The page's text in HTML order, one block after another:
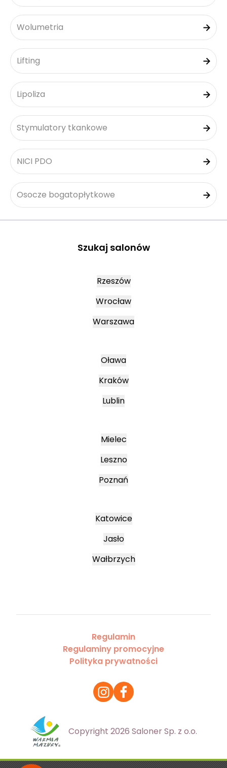
Wolumetria
Lifting
Lipoliza
Stymulatory tkankowe
NICI PDO
Osocze bogatopłytkowe
Szukaj salonów
Rzeszów
Wrocław
Warszawa
Oława
Kraków
Lublin
Mielec
Leszno
Poznań
Katowice
Jasło
Wałbrzych
Regulamin
Regulaminy promocyjne
Polityka prywatności
Copyright 2026 Saloner Sp. z o.o.